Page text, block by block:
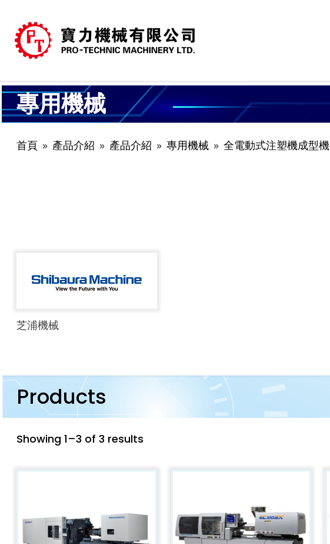
專用機械
首頁 產品介紹 產品介紹 專用機械 全電動式注塑機成型機
芝浦機械
Products
Showing 1–3 of 3 results